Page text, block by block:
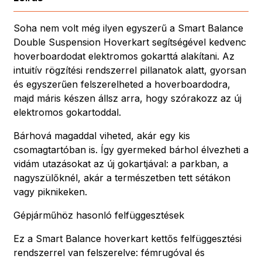
Soha nem volt még ilyen egyszerű a Smart Balance
Double Suspension Hoverkart segítségével kedvenc
hoverboardodat elektromos gokarttá alakítani. Az
intuitív rögzítési rendszerrel pillanatok alatt, gyorsan
és egyszerűen felszerelheted a hoverboardodra,
majd máris készen állsz arra, hogy szórakozz az új
elektromos gokartoddal.
Bárhová magaddal viheted, akár egy kis
csomagtartóban is. Így gyermeked bárhol élvezheti a
vidám utazásokat az új gokartjával: a parkban, a
nagyszülőknél, akár a természetben tett sétákon
vagy piknikeken.
Gépjárműhöz hasonló felfüggesztések
Ez a Smart Balance hoverkart kettős felfüggesztési
rendszerrel van felszerelve: fémrugóval és